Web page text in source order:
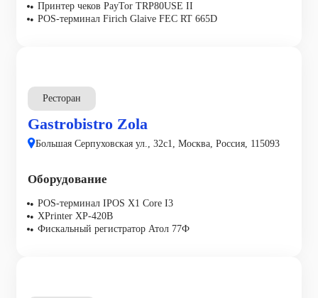
Принтер чеков PayTor TRP80USE II
POS-терминал Firich Glaive FEC RT 665D
Ресторан
Gastrobistro Zola
Большая Серпуховская ул., 32с1, Москва, Россия, 115093
Оборудование
POS-терминал IPOS X1 Core I3
XPrinter XP-420B
Фискальный регистратор Атол 77Ф